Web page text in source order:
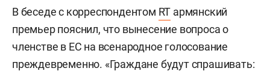
В беседе с корреспондентом RT армянский
премьер пояснил, что вынесение вопроса о
членстве в ЕС на всенародное голосование
преждевременно. «Граждане будут спрашивать: